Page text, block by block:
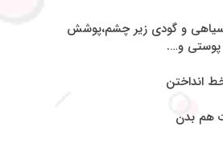
سیاهی و گودی زیر چشم،پوشش
و….
انداختن
هم بدن